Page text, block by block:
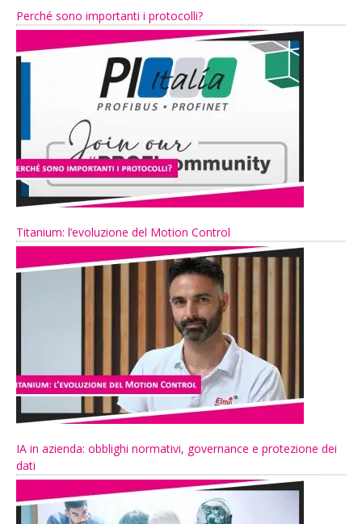
Perché sono importanti i protocolli?
Titanium: l’evoluzione del Motion Control
IA in azienda: obblighi normativi, governance e protezione dei
dati